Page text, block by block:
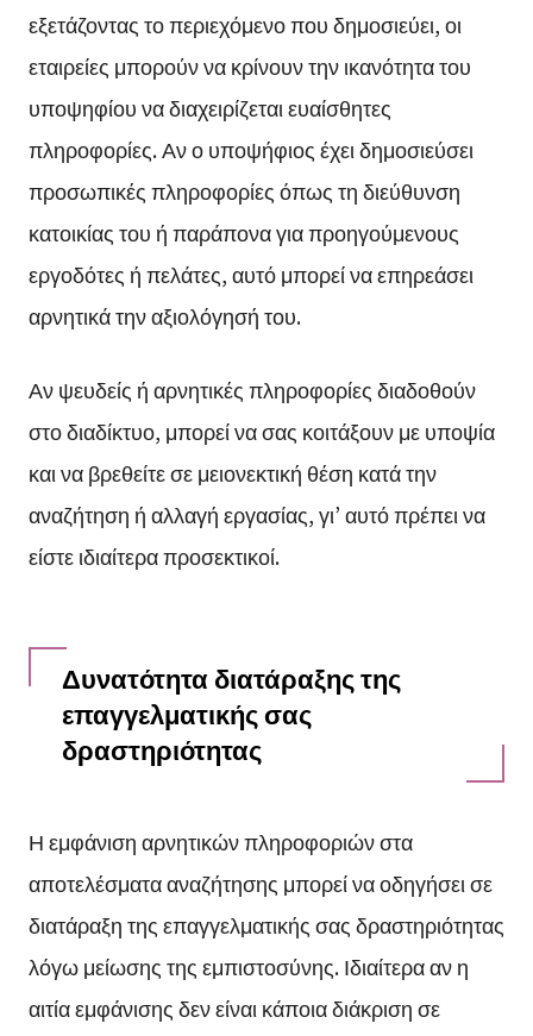
εξετάζοντας το περιεχόμενο που δημοσιεύει, οι
εταιρείες μπορούν να κρίνουν την ικανότητα του
υποψηφίου να διαχειρίζεται ευαίσθητες
πληροφορίες. Αν ο υποψήφιος έχει δημοσιεύσει
προσωπικές πληροφορίες όπως τη διεύθυνση
κατοικίας του ή παράπονα για προηγούμενους
εργοδότες ή πελάτες, αυτό μπορεί να επηρεάσει
αρνητικά την αξιολόγησή του.
Αν ψευδείς ή αρνητικές πληροφορίες διαδοθούν
στο διαδίκτυο, μπορεί να σας κοιτάξουν με υποψία
και να βρεθείτε σε μειονεκτική θέση κατά την
αναζήτηση ή αλλαγή εργασίας, γι’ αυτό πρέπει να
είστε ιδιαίτερα προσεκτικοί.
Δυνατότητα διατάραξης της
επαγγελματικής σας
δραστηριότητας
Η εμφάνιση αρνητικών πληροφοριών στα
αποτελέσματα αναζήτησης μπορεί να οδηγήσει σε
διατάραξη της επαγγελματικής σας δραστηριότητας
λόγω μείωσης της εμπιστοσύνης. Ιδιαίτερα αν η
αιτία εμφάνισης δεν είναι κάποια διάκριση σε